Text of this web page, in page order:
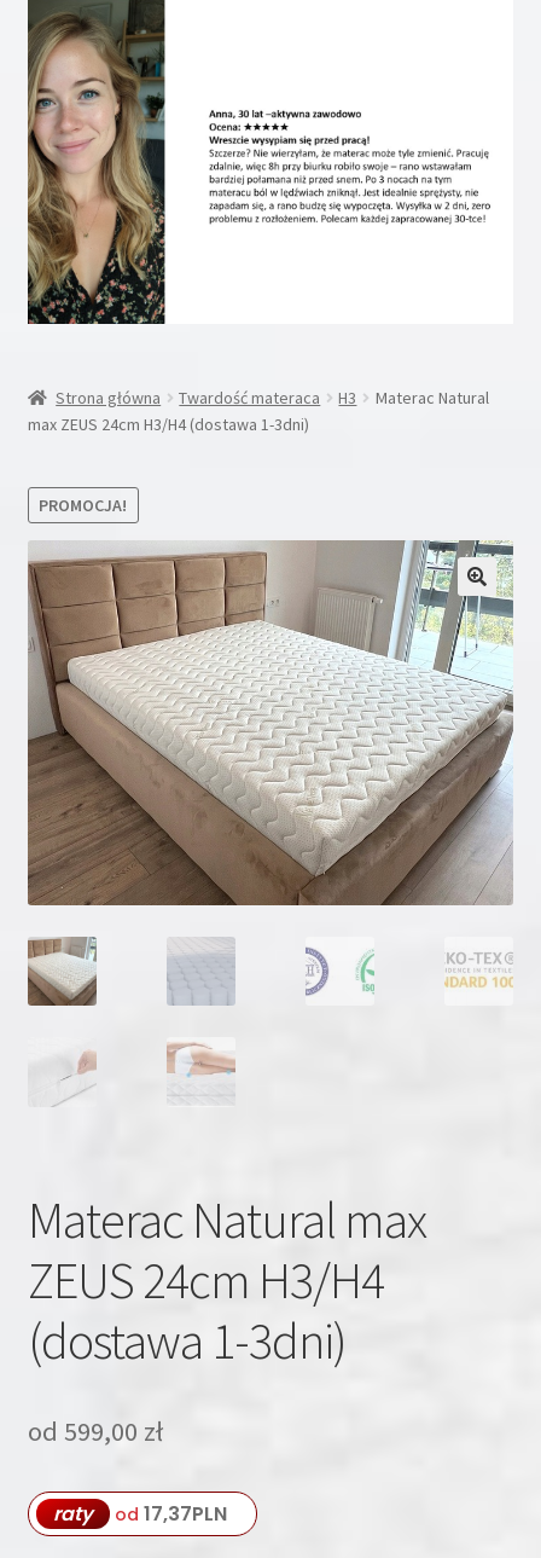
Inne
Moje konto
Koszyk
Blog
Kontakt
Strona główna Twardość materaca H3
Materac Natural
max ZEUS 24cm H3/H4 (dostawa 1-3dni)
PROMOCJA!
Materac Natural max
ZEUS 24cm H3/H4
(dostawa 1-3dni)
od 599,00 zł
raty od 17,37PLN